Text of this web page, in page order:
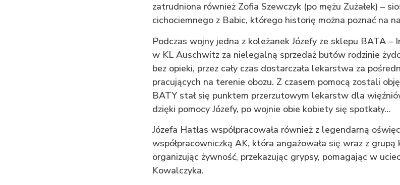
zatrudniona również Zofia Szewczyk (po mężu Zużałek) –
cichociemnego z Babic, którego historię można poznać na
Podczas wojny jedna z koleżanek Józefy ze sklepu BATA –
w KL Auschwitz za nielegalną sprzedaż butów rodzinie
bez opieki, przez cały czas dostarczała lekarstwa za
pracujących na terenie obozu. Z czasem pomocą zostali
BATY stał się punktem przerzutowym lekarstw dla
dzięki pomocy Józefy, po wojnie obie kobiety się spotkały…
Józefa Hatłas współpracowała również z legendarną
współpracowniczką AK, która angażowała się wraz z
organizując żywność, przekazując grypsy, pomagając w
Kowalczyka.